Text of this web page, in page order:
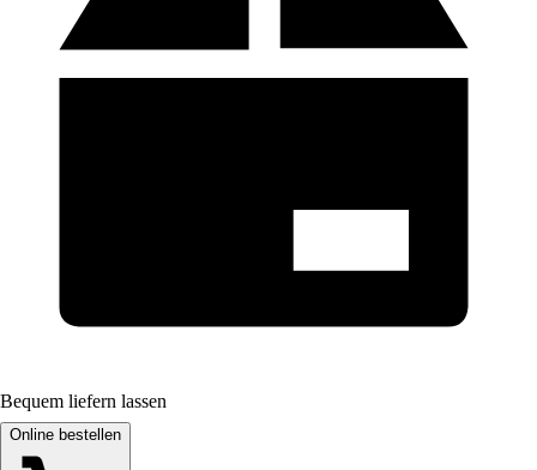
Bequem liefern lassen
Online bestellen